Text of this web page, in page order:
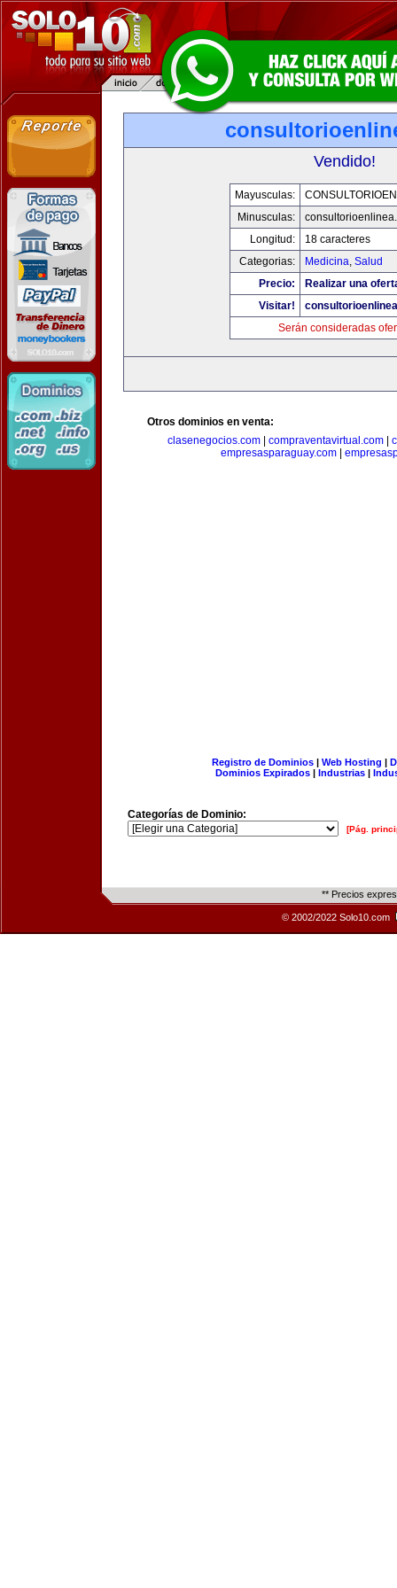
Vendido!
Mayusculas:
Minusculas:
Longitud:
18 caracteres
Categorias:
Medicina, Salud
Precio:
Realizar una
Visitar!
Serán consideradas
Otros dominios en venta:
clasenegocios.com| compraventavirtual.com|
empresasparaguay.com|
Registro de Dominios| Web Hosting |
Dominios Expirados | Industrias |
Categorías de Dominio:
[Pág.
** Precios
© 2002/2022 Solo10.com